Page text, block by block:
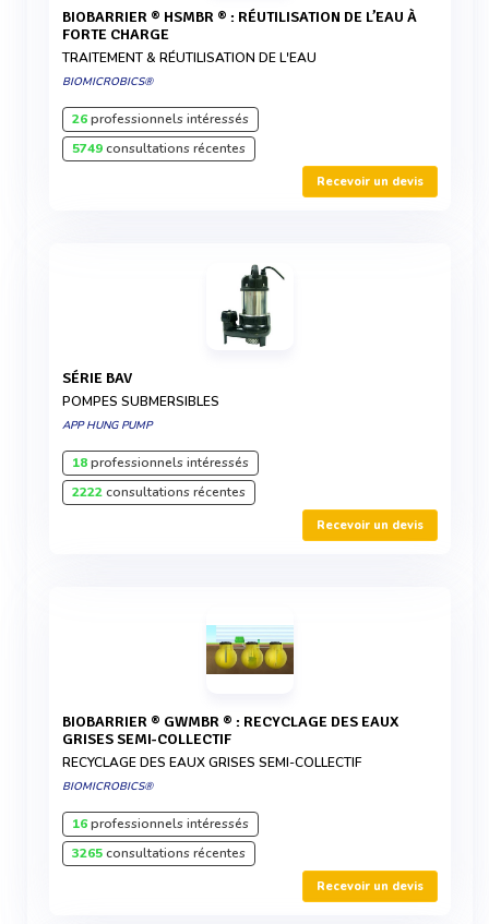
BIOBARRIER ® HSMBR ® : RÉUTILISATION DE L’EAU À
FORTE CHARGE
TRAITEMENT & RÉUTILISATION DE L'EAU
BIOMICROBICS®
26professionnels intéressés
5749consultations récentes
Recevoir un devis
SÉRIE BAV
POMPES SUBMERSIBLES
APP HUNG PUMP
18professionnels intéressés
2222consultations récentes
Recevoir un devis
BIOBARRIER ® GWMBR ® : RECYCLAGE DES EAUX
GRISES SEMI-COLLECTIF
RECYCLAGE DES EAUX GRISES SEMI-COLLECTIF
BIOMICROBICS®
16professionnels intéressés
3265consultations récentes
Recevoir un devis